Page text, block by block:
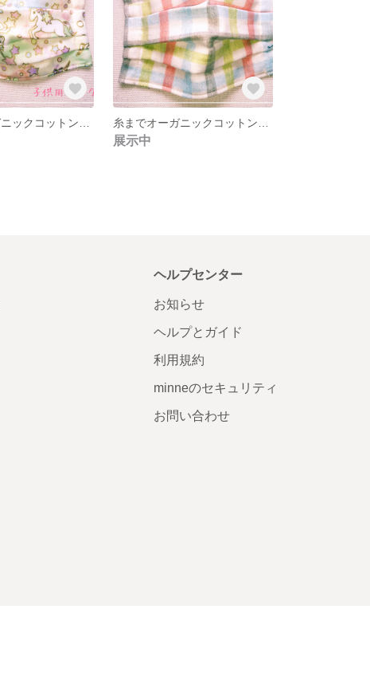
展示中
ヘルプセンター
お知らせ
ヘルプとガイド
利用規約
minneのセキュリティ
お問い合わせ